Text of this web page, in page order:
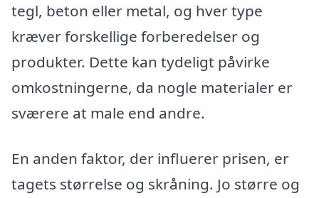
tegl, beton eller metal, og hver type
kræver forskellige forberedelser og
produkter. Dette kan tydeligt påvirke
omkostningerne, da nogle materialer er
sværere at male end andre.
En anden faktor, der influerer prisen, er
tagets størrelse og skråning. Jo større og